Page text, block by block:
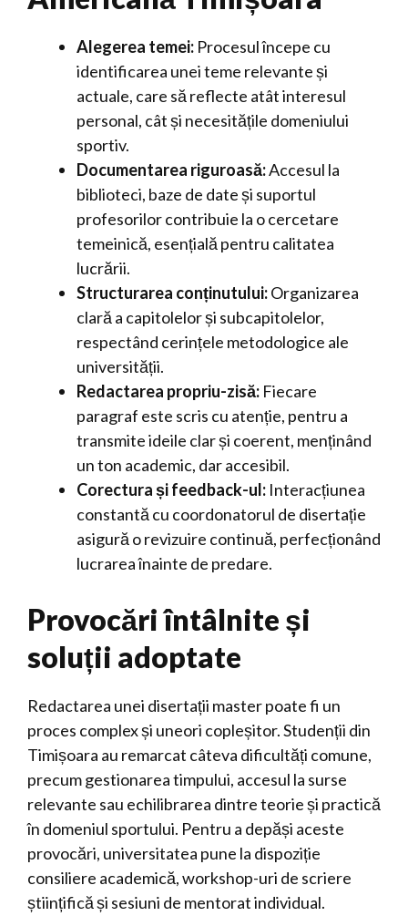
Alegerea temei: Procesul începe cu
identificarea unei teme relevante și
actuale, care să reflecte atât interesul
personal, cât și necesitățile domeniului
sportiv.
Documentarea riguroasă:Accesul la
biblioteci, baze de date și suportul
profesorilor contribuie la o cercetare
temeinică, esențială pentru calitatea
lucrării.
Structurarea conținutului:Organizarea
clară a capitolelor și subcapitolelor,
respectând cerințele metodologice ale
universității.
Redactarea propriu-zisă: Fiecare
paragraf este scris cu atenție, pentru a
transmite ideile clar și coerent, menținând
un ton academic, dar accesibil.
Corectura și feedback-ul: Interacțiunea
constantă cu coordonatorul de disertație
asigură o revizuire continuă, perfecționând
lucrarea înainte de predare.
Provocări întâlnite și
soluții adoptate
Redactarea unei disertații master poate fi un
proces complex și uneori copleșitor. Studenții din
Timișoara au remarcat câteva dificultăți comune,
precum gestionarea timpului, accesul la surse
relevante sau echilibrarea dintre teorie și practică
în domeniul sportului. Pentru a depăși aceste
provocări, universitatea pune la dispoziție
consiliere academică, workshop-uri de scriere
științifică și sesiuni de mentorat individual.